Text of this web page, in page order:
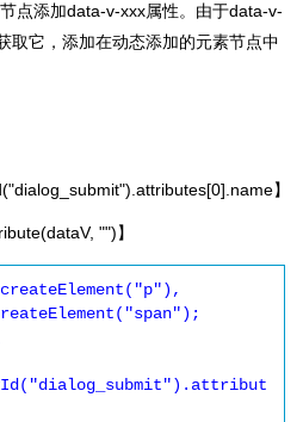
点添加data-v-xxx属性。由于data-v-
取它，添加在动态添加的元素节点中
】
"")】